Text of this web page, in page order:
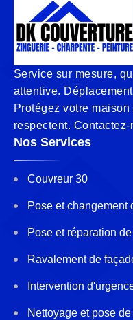
Service sur mesure,
attentive.
Protégez votre
respectent. Contactez-
Nos Services
Couvreur 30
Pose et changement
Pose et réparation
Ravalement de
Intervention
Nettoyage et pose